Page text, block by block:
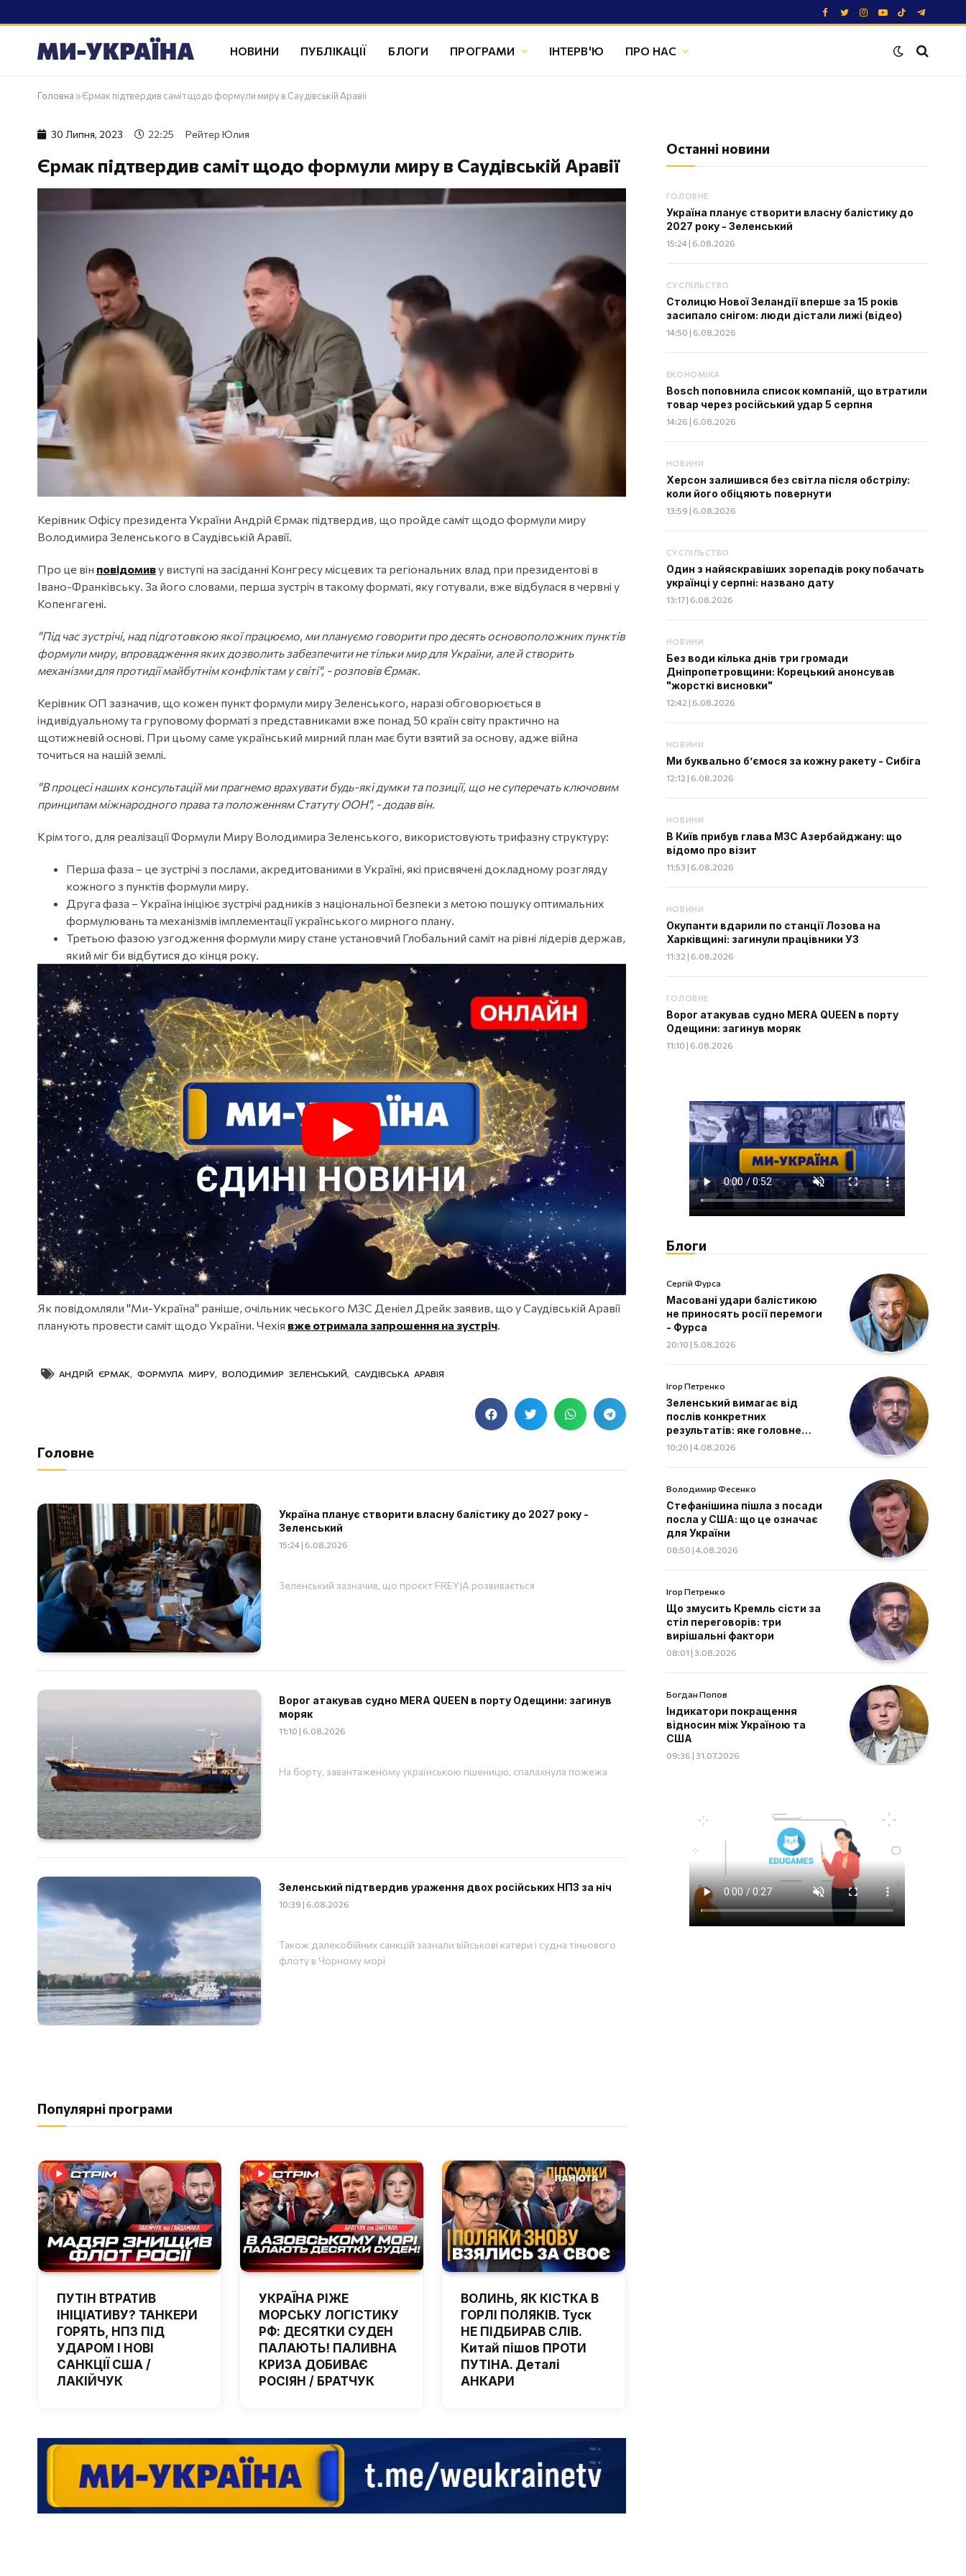
Facebook
TwitterInstagram
YouTube
TikTokTelegram
НОВИНИ ПУБЛІКАЦІЇ БЛОГИ ПРОГРАМИ ІНТЕРВ'Ю ПРО НАС
Головна »Єрмак підтвердив саміт щодо формули миру в Саудівській Аравії
30 Липня, 2023 22:25 Рейтер Юлия
Єрмак підтвердив саміт щодо формули миру в Саудівській Аравії
Керівник Офісу президента України Андрій Єрмак підтвердив, що пройде саміт щодо формули миру
Володимира Зеленського в Саудівській Аравії.
Про це він повідомиву виступі на засіданні Конгресу місцевих та регіональних влад при президентові в
Івано-Франківську. За його словами, перша зустріч в такому форматі, яку готували, вже відбулася в червні у
Копенгагені.
"Під час зустрічі, над підготовкою якої працюємо, ми плануємо говорити про десять основоположних пунктів
формули миру, впровадження яких дозволить забезпечити не тільки мир для України, але й створить
механізми для протидії майбутнім конфліктам у світі", - розповів Єрмак.
Керівник ОП зазначив, що кожен пункт формули миру Зеленського, наразі обговорюється в
індивідуальному та груповому форматі з представниками вже понад 50 країн світу практично на
щотижневій основі. При цьому саме український мирний план має бути взятий за основу, адже війна
точиться на нашій землі.
"В процесі наших консультацій ми прагнемо врахувати будь-які думки та позиції, що не суперечать ключовим
принципам міжнародного права та положенням Статуту ООН", - додав він.
Крім того, для реалізації Формули Миру Володимира Зеленського, використовують трифазну структуру:
Перша фаза – це зустрічі з послами, акредитованими в Україні, які присвячені докладному розгляду
кожного з пунктів формули миру.
Друга фаза – Україна ініціює зустрічі радників з національної безпеки з метою пошуку оптимальних
формулювань та механізмів імплементації українського мирного плану.
Третьою фазою узгодження формули миру стане установчий Глобальний саміт на рівні лідерів держав,
який міг би відбутися до кінця року.
Як повідомляли "Ми-Україна" раніше, очільник чеського МЗС Деніел Дрейк заявив, що у Саудівській Аравії
планують провести саміт щодо України. Чехія вже отримала запрошення на зустріч.
АНДРІЙ ЄРМАК, ФОРМУЛА МИРУ, ВОЛОДИМИР ЗЕЛЕНСЬКИЙ, САУДІВСЬКА АРАВІЯ
Головне
Україна планує створити власну балістику до 2027 року -
Зеленський
15:24 | 6.08.2026
Зеленський зазначив, що проєкт FREYJA розвивається
Ворог атакував судно MERA QUEEN в порту Одещини: загинув
моряк
11:10 | 6.08.2026
На борту, завантаженому українською пшеницю, спалахнула пожежа
Зеленський підтвердив ураження двох російських НПЗ за ніч
10:39 | 6.08.2026
Також далекобійних санкцій зазнали військові катери і судна тіньового
флоту в Чорному морі
Популярні програми
ПУТІН ВТРАТИВ
ІНІЦІАТИВУ? ТАНКЕРИ
ГОРЯТЬ, НПЗ ПІД
УДАРОМ І НОВІ
САНКЦІЇ США /
ЛАКІЙЧУК
УКРАЇНА РІЖЕ
МОРСЬКУ ЛОГІСТИКУ
РФ: ДЕСЯТКИ СУДЕН
ПАЛАЮТЬ! ПАЛИВНА
КРИЗА ДОБИВАЄ
РОСІЯН / БРАТЧУК
ВОЛИНЬ, ЯК КІСТКА В
ГОРЛІ ПОЛЯКІВ. Туск
НЕ ПІДБИРАВ СЛІВ.
Китай пішов ПРОТИ
ПУТІНА. Деталі
АНКАРИ
Останні новини
ГОЛОВНЕ
Україна планує створити власну балістику до
2027 року - Зеленський
15:24 | 6.08.2026
СУСПІЛЬСТВО
Столицю Нової Зеландії вперше за 15 років
засипало снігом: люди дістали лижі (відео)
14:50 | 6.08.2026
ЕКОНОМІКА
Bosch поповнила список компаній, що втратили
товар через російський удар 5 серпня
14:26 | 6.08.2026
НОВИНИ
Херсон залишився без світла після обстрілу:
коли його обіцяють повернути
13:59 | 6.08.2026
СУСПІЛЬСТВО
Один з найяскравіших зорепадів року побачать
українці у серпні: названо дату
13:17 | 6.08.2026
НОВИНИ
Без води кілька днів три громади
Дніпропетровщини: Корецький анонсував
"жорсткі висновки"
12:42 | 6.08.2026
НОВИНИ
Ми буквально б’ємося за кожну ракету - Сибіга
12:12 | 6.08.2026
НОВИНИ
В Київ прибув глава МЗС Азербайджану: що
відомо про візит
11:53 | 6.08.2026
НОВИНИ
Окупанти вдарили по станції Лозова на
Харківщині: загинули працівники УЗ
11:32 | 6.08.2026
ГОЛОВНЕ
Ворог атакував судно MERA QUEEN в порту
Одещини: загинув моряк
11:10 | 6.08.2026
Блоги
Сергій Фурса
Масовані удари балістикою
не приносять росії перемоги
- Фурса
20:10 | 5.08.2026
Ігор Петренко
Зеленський вимагає від
послів конкретних
результатів: яке головне
завдання дипломатів
10:20 | 4.08.2026
Володимир Фесенко
Стефанішина пішла з посади
посла у США: що це означає
для України
08:50 | 4.08.2026
Ігор Петренко
Що змусить Кремль сісти за
стіл переговорів: три
вирішальні фактори
08:01 | 3.08.2026
Богдан Попов
Індикатори покращення
відносин між Україною та
США
09:36 | 31.07.2026